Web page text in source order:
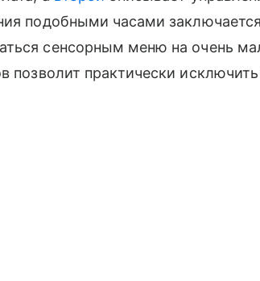
подобными часами
сенсорным меню на очень
позволит практически